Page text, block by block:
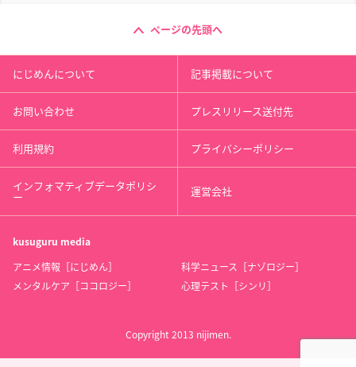
ページの先頭へ
にじめんについて 記事掲載について
お問い合わせ プレスリリース送付先
利用規約 プライバシーポリシー
インフォマティブデータポリシ
ー 運営会社
kusuguru media
アニメ情報［にじめん］
科学ニュース［ナゾロジー］
メンタルケア［ココロジー］
心理テスト［シンリ］
Copyright 2013 nijimen.